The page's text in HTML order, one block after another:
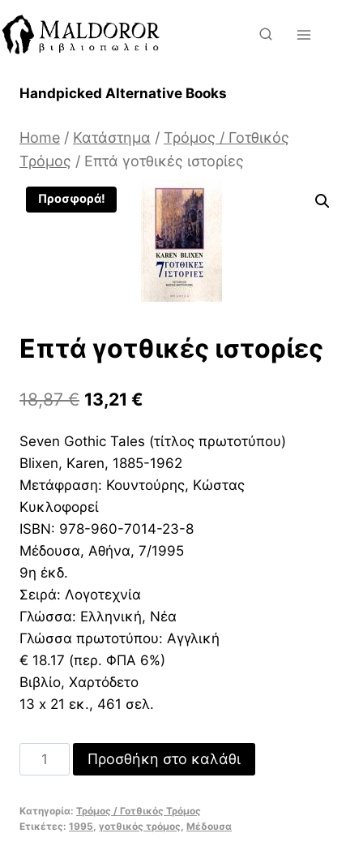
to
content
Handpicked Alternative Books
Home / Κατάστημα / Τρόμος / Γοτθικός
Τρόμος / Επτά γοτθικές ιστορίες
Προσφορά!
Επτά γοτθικές ιστορίες
18,87€ Original
was:
18,87 €.
13,21 €
τιμή
είναι:
Seven Gothic Tales (τίτλος πρωτοτύπου)
Blixen, Karen, 1885-1962
Μετάφραση: Κουντούρης, Κώστας
Κυκλοφορεί
ISBN: 978-960-7014-23-8
Μέδουσα, Αθήνα, 7/1995
9η έκδ.
Σειρά: Λογοτεχνία
Γλώσσα: Ελληνική, Νέα
Γλώσσα πρωτοτύπου: Αγγλική
€ 18.17 (περ. ΦΠΑ 6%)
Βιβλίο, Χαρτόδετο
13 x 21 εκ., 461 σελ.
Επτά
γοτθικές
ποσότητα
Προσθήκη στο καλάθι
Κατηγορία: Τρόμος / Γοτθικός Τρόμος
Ετικέτες: 1995 γοτθικός τρόμος Μέδουσα